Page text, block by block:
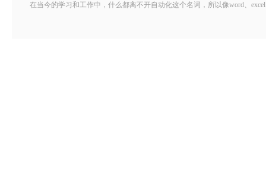
在当今的学习和工作中，什么都离不开自动化这个名词，所以像word、